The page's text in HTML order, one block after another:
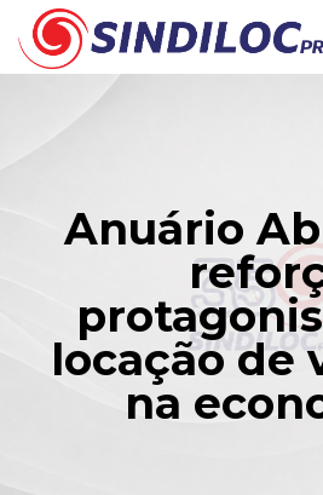
Anuário
locação de
na